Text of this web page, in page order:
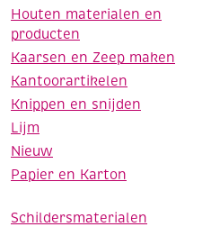
Houten materialen en
producten
Kaarsen en Zeep maken
Kantoorartikelen
Knippen en snijden
Lijm
Nieuw
Papier en Karton
Schildersmaterialen